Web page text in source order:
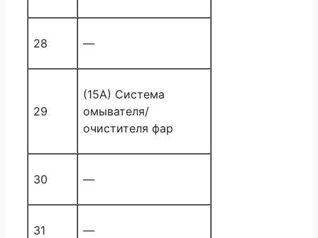
28 —
29
(15A) Система
омывателя/
очистителя фар
30 —
31 —